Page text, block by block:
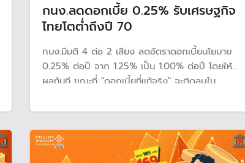
กนง.ลดดอกเบี้ย 0.25% รับเศรษฐกิจ
ไทยโตต่ำถึงปี 70
กนง.มีมติ 4 ต่อ 2 เสียง ลดอัตราดอกเบี้ยนโยบาย
0.25% ต่อปี จาก 1.25% เป็น 1.00% ต่อปี โดยให้มี
ผลทันที ขณะที่ "ดอกเบี้ยที่แท้จริง" จะติดลบใน
70 จากแรงกดดันหลายด้าน ทั้งงบประมาณและ